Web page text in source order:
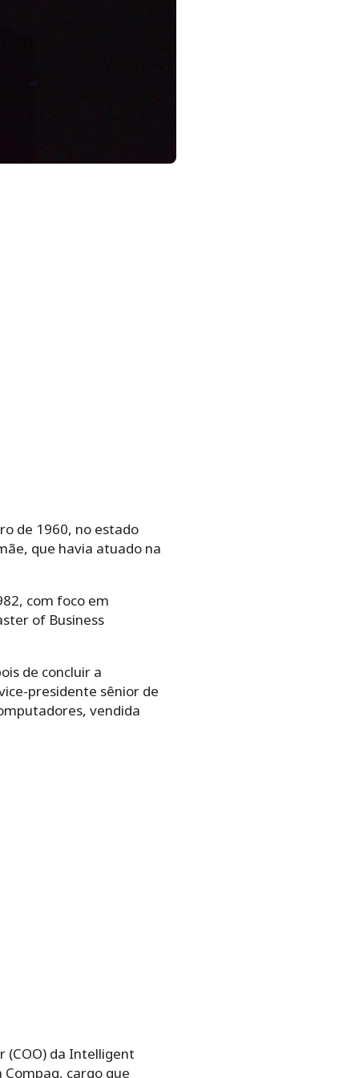
de 1960, no estado
que havia atuado na
com foco em
of Business
de concluir a
presidente sênior de
vendida
(COO) da Intelligent
cargo que